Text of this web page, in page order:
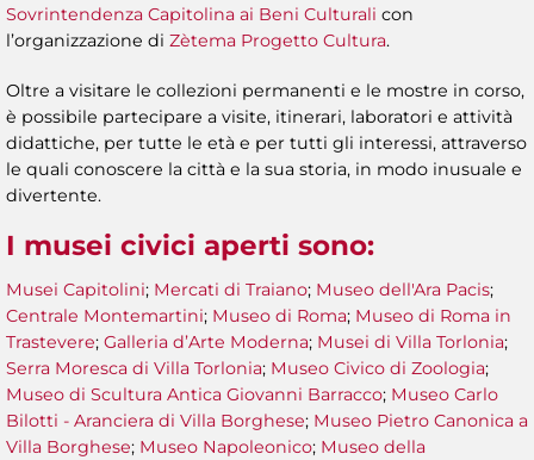
Sovrintendenza Capitolina ai Beni Culturali con
l’organizzazione di Zètema Progetto Cultura.
Oltre a visitare le collezioni permanenti e le mostre in corso,
è possibile partecipare a visite, itinerari, laboratori e attività
didattiche, per tutte le età e per tutti gli interessi, attraverso
le quali conoscere la città e la sua storia, in modo inusuale e
divertente.
I musei civici aperti sono:
Musei Capitolini; Mercati di Traiano; Museo dell'Ara Pacis;
Centrale Montemartini; Museo di Roma; Museo di Roma in
Trastevere; Galleria d’Arte Moderna; Musei di Villa Torlonia;
Serra Moresca di Villa Torlonia; Museo Civico di Zoologia;
Museo di Scultura Antica Giovanni Barracco; Museo Carlo
Bilotti - Aranciera di Villa Borghese; Museo Pietro Canonica a
Villa Borghese; Museo Napoleonico; Museo della